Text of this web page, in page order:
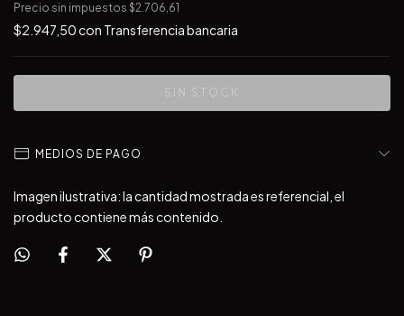
Precio sin impuestos $2.706,61
$2.947,50con Transferencia bancaria
MEDIOS DE PAGO
Imagen ilustrativa: la cantidad mostrada es referencial, el
producto contiene más contenido.